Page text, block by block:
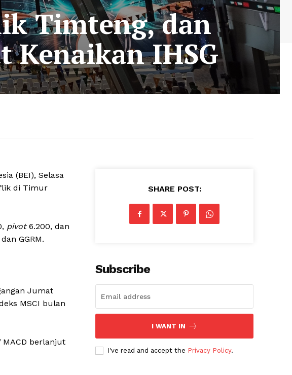
Timteng, dan
Kenaikan IHSG
(BEI), Selasa
di Timur
pivot6.200, dan
GGRM.
Jumat
MSCI bulan
MACD berlanjut
SHARE POST:
Subscribe
I WANT IN
I've read and accept the Privacy Policy.